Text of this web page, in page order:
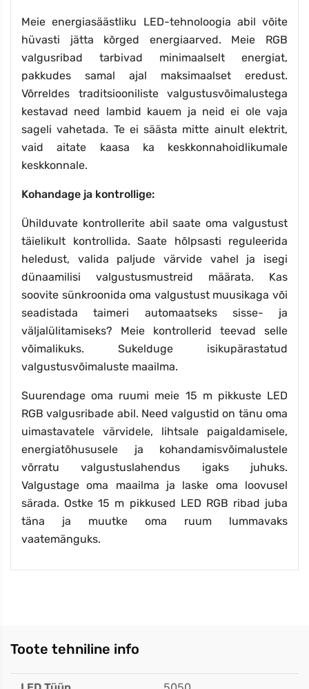
Meie energiasäästliku LED-tehnoloogia abil võite
hüvasti jätta kõrged energiaarved. Meie RGB
valgusribad tarbivad minimaalselt energiat,
pakkudes samal ajal maksimaalset eredust.
Võrreldes traditsiooniliste valgustusvõimalustega
kestavad need lambid kauem ja neid ei ole vaja
sageli vahetada. Te ei säästa mitte ainult elektrit,
vaid aitate kaasa ka keskkonnahoidlikumale
keskkonnale.
Kohandage ja kontrollige:
Ühilduvate kontrollerite abil saate oma valgustust
täielikult kontrollida. Saate hõlpsasti reguleerida
heledust, valida paljude värvide vahel ja isegi
dünaamilisi valgustusmustreid määrata. Kas
soovite sünkroonida oma valgustust muusikaga või
seadistada taimeri automaatseks sisse- ja
väljalülitamiseks? Meie kontrollerid teevad selle
võimalikuks. Sukelduge isikupärastatud
valgustusvõimaluste maailma.
Suurendage oma ruumi meie 15 m pikkuste LED
RGB valgusribade abil. Need valgustid on tänu oma
uimastavatele värvidele, lihtsale paigaldamisele,
energiatõhususele ja kohandamisvõimalustele
võrratu valgustuslahendus igaks juhuks.
Valgustage oma maailma ja laske oma loovusel
särada. Ostke 15 m pikkused LED RGB ribad juba
täna ja muutke oma ruum lummavaks
vaatemänguks.
Toote tehniline info